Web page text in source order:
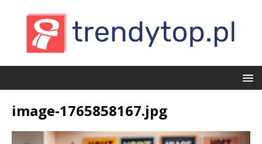
image-1765858167.jpg